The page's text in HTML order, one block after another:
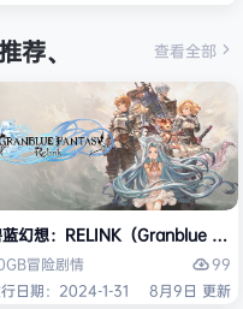
荐、 查看全部
幻想：RELINK（Granblue
冒险剧情
99
日期：2024-1-31
8月9日 更新